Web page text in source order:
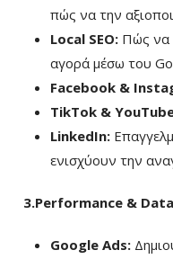
πώς να την
Local SEO: Πώς να
αγορά μέσω του
Facebook &
TikTok &
LinkedIn:
ενισχύουν την
3.Performance & Data
Google Ads: